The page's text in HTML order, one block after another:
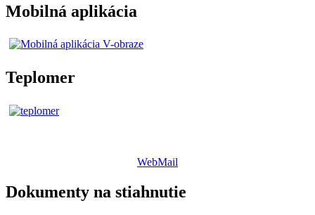
Mobilná aplikácia
Teplomer
WebMail
Dokumenty na stiahnutie